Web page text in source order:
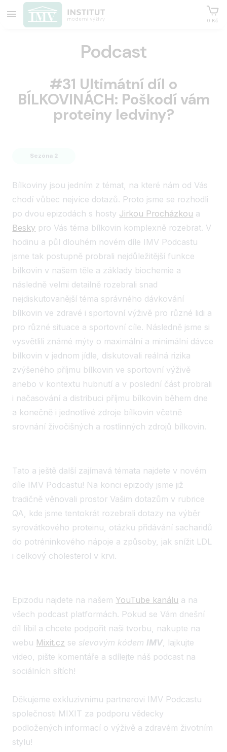
0 Kč
Podcast
#31 Ultimátní díl o
BÍLKOVINÁCH: Poškodí vám
proteiny ledviny?
Sezóna 2
Bílkoviny jsou jedním z témat, na které nám od Vás
chodí vůbec nejvíce dotazů. Proto jsme se rozhodli
po dvou epizodách s hosty Jirkou Procházkou a
Besky pro Vás téma bílkovin komplexně rozebrat. V
hodinu a půl dlouhém novém díle IMV Podcastu
jsme tak postupně probrali nejdůležitější funkce
bílkovin v našem těle a základy biochemie a
následně velmi detailně rozebrali snad
nejdiskutovanější téma správného dávkování
bílkovin ve zdravé i sportovní výživě pro různé lidi a
pro různé situace a sportovní cíle. Následně jsme si
vysvětlili známé mýty o maximální a minimální dávce
bílkovin v jednom jídle, diskutovali reálná rizika
zvýšeného příjmu bílkovin ve sportovní výživě
anebo v kontextu hubnutí a v poslední část probrali
i načasování a distribuci příjmu bílkovin během dne
a konečně i jednotlivé zdroje bílkovin včetně
srovnání živočišných a rostlinných zdrojů bílkovin.
Tato a ještě další zajímavá témata najdete v novém
díle IMV Podcastu! Na konci epizody jsme již
tradičně věnovali prostor Vašim dotazům v rubrice
QA, kde jsme tentokrát rozebrali dotazy na výběr
syrovátkového proteinu, otázku přidávání sacharidů
do potréninkového nápoje a způsoby, jak snížit LDL
i celkový cholesterol v krvi.
Epizodu najdete na našem YouTube kanálu a na
všech podcast platformách. Pokud se Vám dnešní
díl líbil a chcete podpořit naši tvorbu, nakupte na
webu Mixit.cz se slevovým kódem IMV, lajkujte
video, pište komentáře a sdílejte náš podcast na
sociálních sítích!
Děkujeme exkluzivnímu partnerovi IMV Podcastu
společnosti MIXIT za podporu vědecky
podložených informací o výživě a zdravém životním
stylu!